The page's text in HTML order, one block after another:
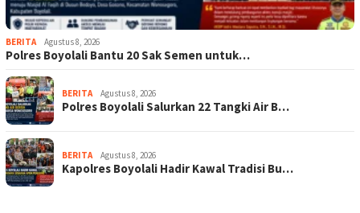
BERITA Agustus 8, 2026
Polres Boyolali Bantu 20 Sak Semen untuk…
BERITA Agustus 8, 2026
Polres Boyolali Salurkan 22 Tangki Air B…
BERITA Agustus 8, 2026
Kapolres Boyolali Hadir Kawal Tradisi Bu…